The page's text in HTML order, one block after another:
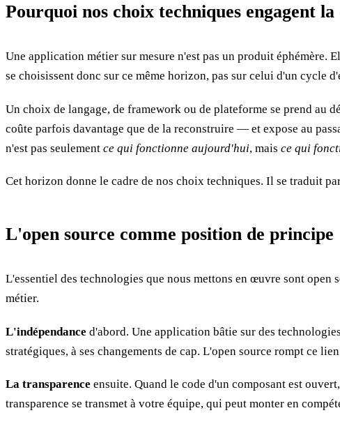
Pourquoi nos choix techniques engagent la
Une application métier sur mesure n'est pas un produit
se choisissent donc sur ce même horizon, pas sur celui d'un cycle
Un choix de langage, de framework ou de plateforme se prend au
coûte parfois davantage que de la reconstruire — et expose au
n'est pas seulement ce qui fonctionne aujourd'hui, mais ce qui
Cet horizon donne le cadre de nos choix techniques. Il se traduit
L'open source comme position de principe
L'essentiel des technologies que nous mettons en œuvre sont
métier.
L'indépendance d'abord. Une application bâtie sur des
stratégiques, à ses changements de cap. L'open source rompt ce
La transparence ensuite. Quand le code d'un composant est
transparence se transmet à votre équipe, qui peut monter en